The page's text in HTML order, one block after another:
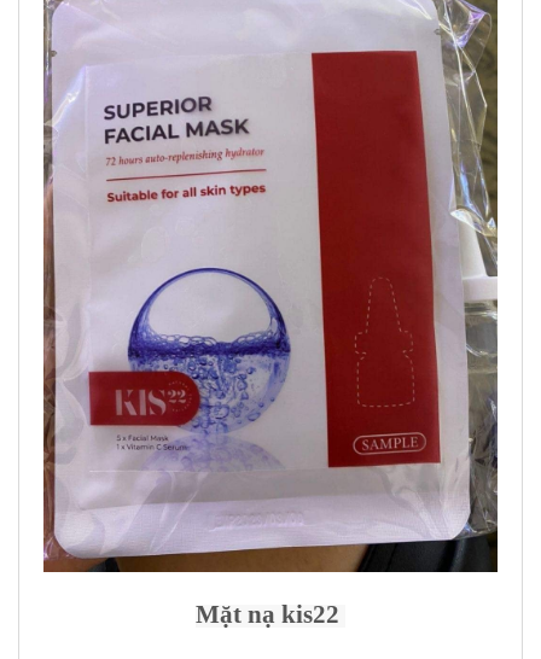
Mặt nạ kis22